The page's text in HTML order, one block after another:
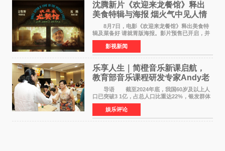
沈腾新片《欢迎来龙餐馆》释出
美食特辑与海报 烟火气中见人情
温暖
8月7日，电影《欢迎来龙餐馆》释出美食特
辑及菜备好 请就胃版海报。影片预售已开启，并
将于8月8日至10日14:00-21:00举行全国超前点
映。电影《欢迎来龙餐馆》作为战争美食喜剧大
片，讲述了中国
影视新闻
乐享人生｜简橙音乐新课启航，
教育部音乐课程研发专家Andy老
师重磅入驻领航银龄琴声
导语 截至2024年底，我国60岁及以上人
口已突破3 1亿，占总人口比重达22%，银发群体
的精神文化需求日益凸显。2024年1月，国务院办
公厅印发《关于发展银发经济增进老年人福祉的
意见》——这是
娱乐评论